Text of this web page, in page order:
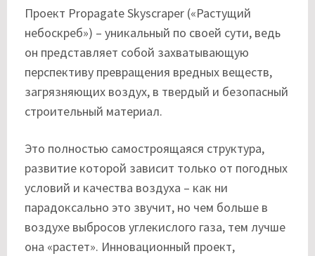
Проект Propagate Skyscraper («Растущий
небоскреб») – уникальный по своей сути, ведь
он представляет собой захватывающую
перспективу превращения вредных веществ,
загрязняющих воздух, в твердый и безопасный
строительный материал.
Это полностью самостроящаяся структура,
развитие которой зависит только от погодных
условий и качества воздуха – как ни
парадоксально это звучит, но чем больше в
воздухе выбросов углекислого газа, тем лучше
она «растет». Инновационный проект,